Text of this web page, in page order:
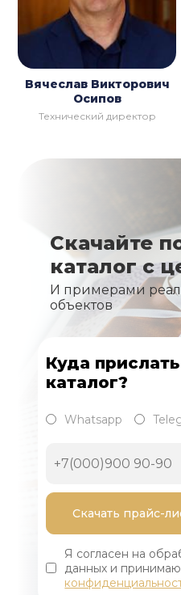
Вячеслав Викторович
Осипов
Технический директор
Скачайте
каталог с
И примерами
объектов
Куда
каталог?
Whatsapp
Я согласен на
данных и принимаю